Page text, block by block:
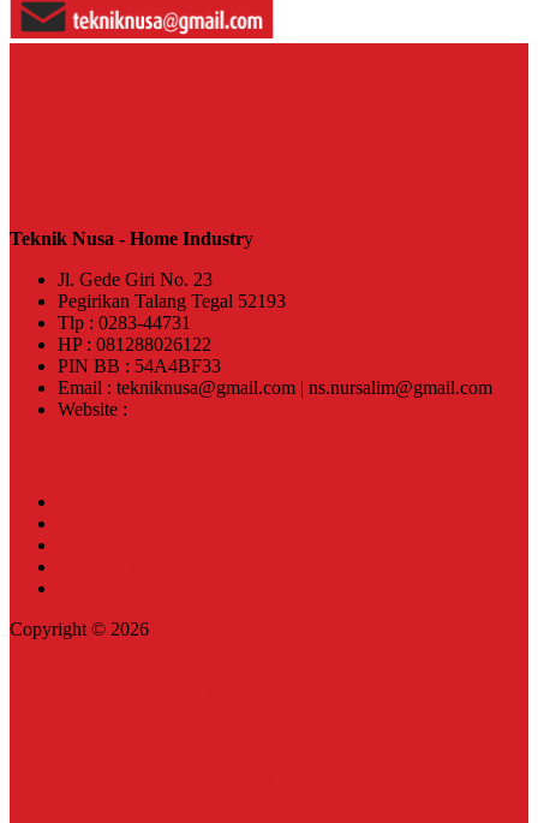
Teknik Nusa - Home Industry
Jl. Gede Giri No. 23
Pegirikan Talang Tegal 52193
Tlp : 0283-44731
HP : 081288026122
PIN BB : 54A4BF33
Email : tekniknusa@gmail.com | ns.nursalim@gmail.com
Website :
Copyright © 2026